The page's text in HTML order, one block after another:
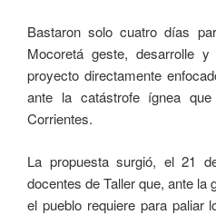
Bastaron solo cuatro días
Mocoretá geste, desarrolle
proyecto directamente
ante la catástrofe ígnea
Corrientes.
La propuesta surgió, el 21
docentes de Taller que, ante la
el pueblo requiere para paliar